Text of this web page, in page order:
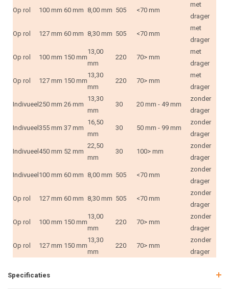
Op rol 100 mm 60 mm 8,00 mm 505 <70 mm
met
drager
Op rol 127 mm 60 mm 8,30 mm 505 <70 mm
met
drager
Op rol 100 mm 150 mm
13,00
mm
220 70> mm
met
drager
Op rol 127 mm 150 mm
13,30
mm
220 70> mm
met
drager
Indivueel 250 mm 26 mm
13,30
mm
30 20 mm - 49 mm
zonder
drager
Indivueel 355 mm 37 mm
16,50
mm
30 50 mm - 99 mm
zonder
drager
Indivueel 450 mm 52 mm
22,50
mm
30 100> mm
zonder
drager
Indivueel 100 mm 60 mm 8,00 mm 505 <70 mm
zonder
drager
Op rol 127 mm 60 mm 8,30 mm 505 <70 mm
zonder
drager
Op rol 100 mm 150 mm
13,00
mm
220 70> mm
zonder
drager
Op rol 127 mm 150 mm
13,30
mm
220 70> mm
zonder
drager
Specificaties